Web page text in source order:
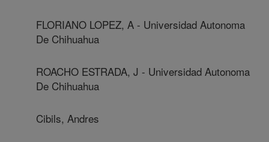
FLORIANO LOPEZ, A - Universidad Autonoma
De Chihuahua
ROACHO ESTRADA, J - Universidad Autonoma
De Chihuahua
Cibils, Andres